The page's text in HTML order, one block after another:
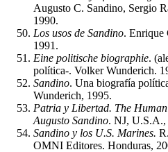
Augusto C. Sandino, Sergio
1990.
Los usos de Sandino. Enrique
1991.
Eine politische biographie.
política-. Volker Wunderich.
Sandino. Una biografía
Wunderich, 1995.
Patria y Libertad. The
Augusto Sandino. NJ, U.S.A.,
Sandino y los U.S. Marines.
OMNI Editores. Honduras,